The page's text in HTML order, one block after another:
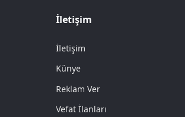
İletişim
İletişim
Künye
Reklam Ver
Vefat İlanları